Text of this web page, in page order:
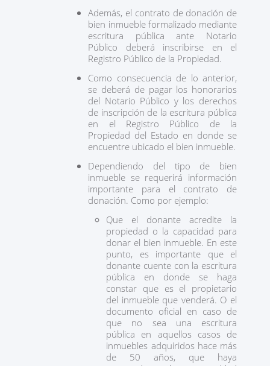
Además, el contrato de donación de
bien inmueble formalizado mediante
escritura pública ante Notario
Público deberá inscribirse en el
Registro Público de la Propiedad.
Como consecuencia de lo anterior,
se deberá de pagar los honorarios
del Notario Público y los derechos
de inscripción de la escritura pública
en el Registro Público de la
Propiedad del Estado en donde se
encuentre ubicado el bien inmueble.
Dependiendo del tipo de bien
inmueble se requerirá información
importante para el contrato de
donación. Como por ejemplo:
Que el donante acredite la
propiedad o la capacidad para
donar el bien inmueble. En este
punto, es importante que el
donante cuente con la escritura
pública en donde se haga
constar que es el propietario
del inmueble que venderá. O el
documento oficial en caso de
que no sea una escritura
pública en aquellos casos de
inmuebles adquiridos hace más
de 50 años, que haya